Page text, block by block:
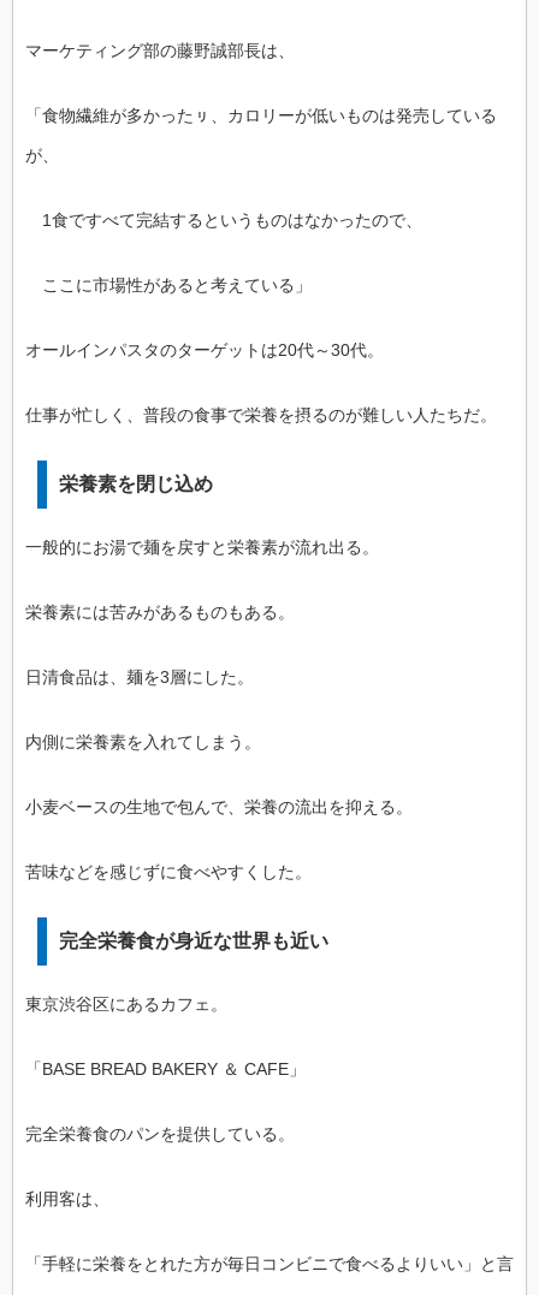
マーケティング部の藤野誠部長は、
「食物繊維が多かったㇼ、カロリーが低いものは発売している
が、
1食ですべて完結するというものはなかったので、
ここに市場性があると考えている」
オールインパスタのターゲットは20代～30代。
仕事が忙しく、普段の食事で栄養を摂るのが難しい人たちだ。
栄養素を閉じ込め
一般的にお湯で麺を戻すと栄養素が流れ出る。
栄養素には苦みがあるものもある。
日清食品は、麺を3層にした。
内側に栄養素を入れてしまう。
小麦ベースの生地で包んで、栄養の流出を抑える。
苦味などを感じずに食べやすくした。
完全栄養食が身近な世界も近い
東京渋谷区にあるカフェ。
「BASE BREAD BAKERY ＆ CAFE」
完全栄養食のパンを提供している。
利用客は、
「手軽に栄養をとれた方が毎日コンビニで食べるよりいい」と言